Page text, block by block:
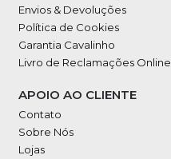
Envios & Devoluções
Política de Cookies
Garantia Cavalinho
Livro de Reclamações Online
APOIO AO CLIENTE
Contato
Sobre Nós
Lojas